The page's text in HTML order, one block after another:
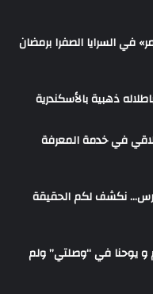
في السرايا الصفرا برمضان
ذهبية بالأسكندرية
في خدمة المعرفة
٢٩ مارس بالمدارس… نكشف لكم الحقيقة
و يوحنا في “وصلتي” ولم